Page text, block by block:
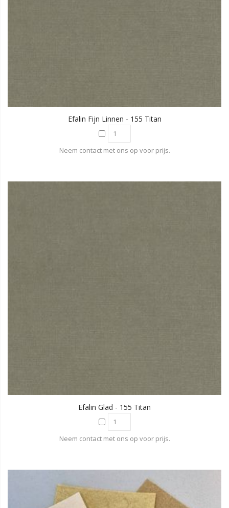
Efalin Fijn Linnen - 155 Titan
Neem contact met ons op voor prijs.
Efalin Glad - 155 Titan
Neem contact met ons op voor prijs.